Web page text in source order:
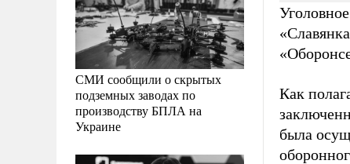
СМИ сообщили о скрытых
подземных заводах по
производству БПЛА на
Украине
Как
была